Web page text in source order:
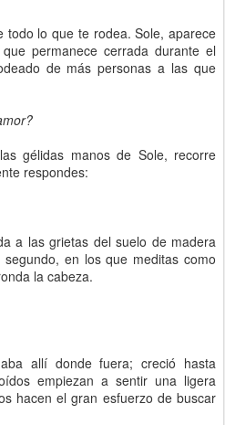
todo lo que te rodea. Sole, aparece
permanece cerrada durante el
de más personas a las que
gélidas manos de Sole, recorre
respondes:
a las grietas del suelo de madera
en los que meditas como
la cabeza.
allí donde fuera; creció hasta
empiezan a sentir una ligera
hacen el gran esfuerzo de buscar